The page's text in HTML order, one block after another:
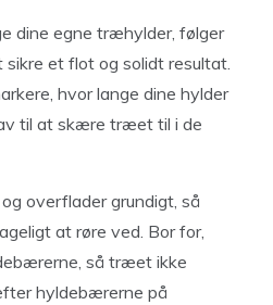
dine egne træhylder, følger
et flot og solidt resultat.
hvor lange dine hylder
til at skære træet til i de
overflader grundigt, så
at røre ved. Bor for,
så træet ikke
hyldebærerne på